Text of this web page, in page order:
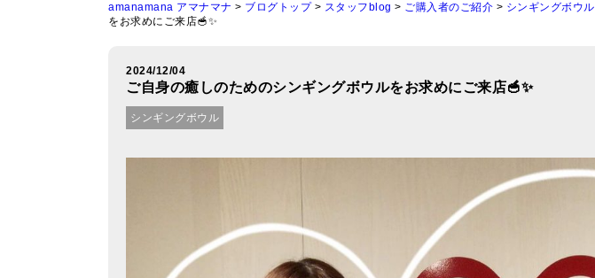
amanamana アマナマナ > ブログトップ> スタッフblog > ご購入者のご紹介 > シンギングボウル
をお求めにご来店🥣✨
2024/12/04
ご自身の癒しのためのシンギングボウルをお求めにご来店🥣✨
シンギングボウル